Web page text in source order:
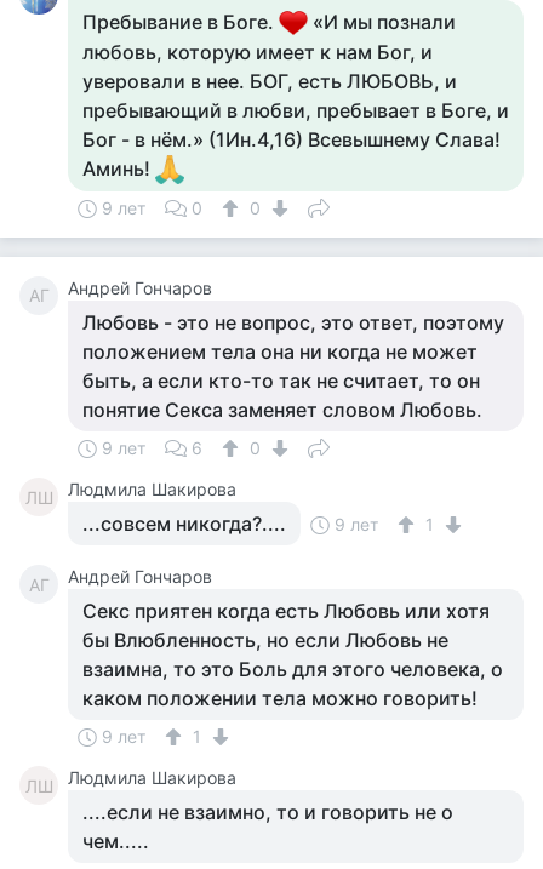
Пребывание в Боге.
«И мы познали
любовь, которую имеет к нам Бог, и
уверовали в нее. БОГ, есть ЛЮБОВЬ, и
пребывающий в любви, пребывает в Боге, и
Бог - в нём.» (1Ин.4,16) Всевышнему Слава!
Аминь!
9 лет 0 0
АГ Андрей Гончаров
Любовь - это не вопрос, это ответ, поэтому
положением тела она ни когда не может
быть, а если кто-то так не считает, то он
понятие Секса заменяет словом Любовь.
9 лет 6 0
ЛШ Людмила Шакирова
...совсем никогда?.... 9 лет 1
АГ Андрей Гончаров
Секс приятен когда есть Любовь или хотя
бы Влюбленность, но если Любовь не
взаимна, то это Боль для этого человека, о
каком положении тела можно говорить!
9 лет 1
ЛШ Людмила Шакирова
....если не взаимно, то и говорить не о
чем.....